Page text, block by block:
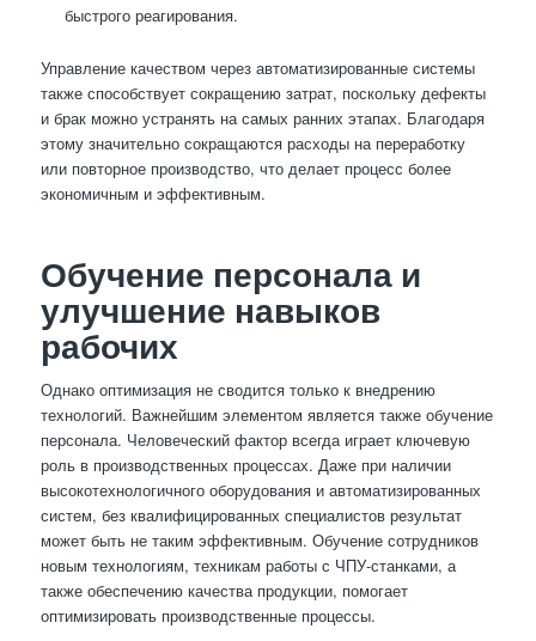
быстрого реагирования.
Управление качеством через автоматизированные системы
также способствует сокращению затрат, поскольку дефекты
и брак можно устранять на самых ранних этапах. Благодаря
этому значительно сокращаются расходы на переработку
или повторное производство, что делает процесс более
экономичным и эффективным.
Обучение персонала и
улучшение навыков
рабочих
Однако оптимизация не сводится только к внедрению
технологий. Важнейшим элементом является также обучение
персонала. Человеческий фактор всегда играет ключевую
роль в производственных процессах. Даже при наличии
высокотехнологичного оборудования и автоматизированных
систем, без квалифицированных специалистов результат
может быть не таким эффективным. Обучение сотрудников
новым технологиям, техникам работы с ЧПУ-станками, а
также обеспечению качества продукции, помогает
оптимизировать производственные процессы.